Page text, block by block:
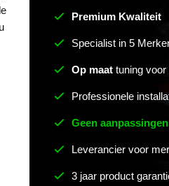
Premium Kwaliteit
Specialist in 5
Op maat tuning voor
Professionele
Geen
Leverancier voor
3 jaar product